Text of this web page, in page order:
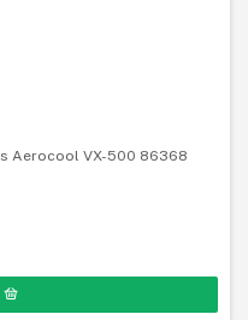
Aerocool VX-500 86368